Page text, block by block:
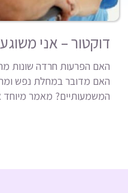
דוקטור – אני
האם הפרעות חרדה שונות
האם מדובר במחלת נפש
המשמעותיים? מאמר מיוחד